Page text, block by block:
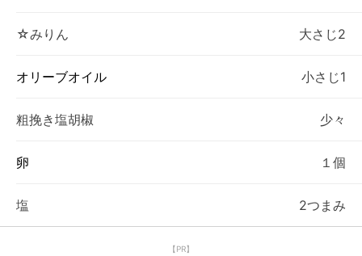
☆みりん 大さじ2
オリーブオイル 小さじ1
粗挽き塩胡椒 少々
卵 １個
塩 2つまみ
【PR】